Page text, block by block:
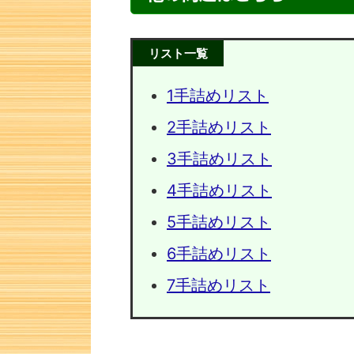
リスト一覧
1手詰めリスト
2手詰めリスト
3手詰めリスト
4手詰めリスト
5手詰めリスト
6手詰めリスト
7手詰めリスト
次の一手問題・38